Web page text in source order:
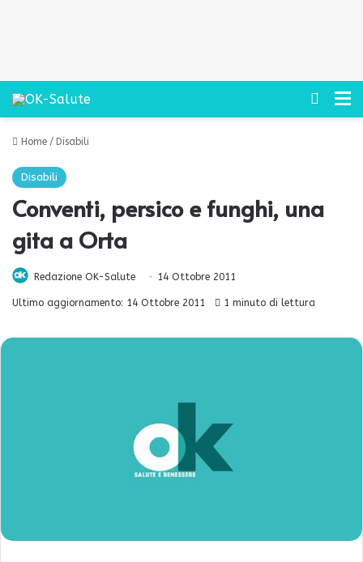
Cerca
Home / Disabili
Disabili
Conventi, persico e funghi, una
gita a Orta
Redazione OK-Salute 14 Ottobre 2011
Ultimo aggiornamento: 14 Ottobre 2011 1 minuto di lettura